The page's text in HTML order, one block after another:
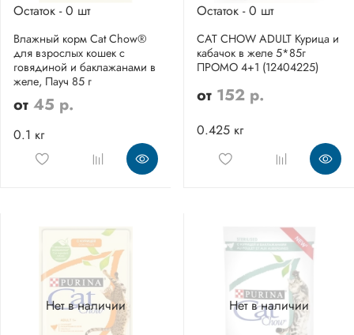
Остаток - 0 шт
Влажный корм Cat Chow®
для взрослых кошек с
говядиной и баклажанами в
желе, Пауч 85 г
от 45 р.
0.1 кг
Остаток - 0 шт
CAT CHOW ADULT Курица и
кабачок в желе 5*85г
ПРОМО 4+1 (12404225)
от 152 р.
0.425 кг
Нет в наличии Нет в наличии